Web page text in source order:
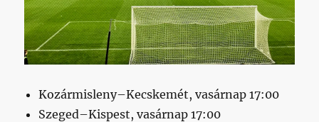
Kozármisleny–Kecskemét, vasárnap 17:00
Szeged–Kispest, vasárnap 17:00